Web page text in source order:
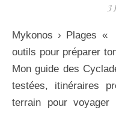
Mykonos › Plages « Pour aller plus loin Mes deux
outils pour préparer
Mon guide des
testées, itinéraires
terrain pour